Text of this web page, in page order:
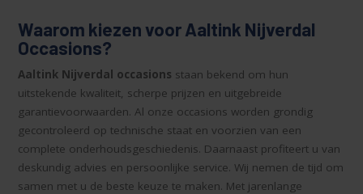
Waarom kiezen voor Aaltink Nijverdal
Occasions?
Aaltink Nijverdal occasions staan bekend om hun
uitstekende kwaliteit, scherpe prijzen en uitgebreide
garantievoorwaarden. Al onze occasions worden grondig
gecontroleerd op technische staat en voorzien van een
complete onderhoudsgeschiedenis. Daarnaast profiteert u van
deskundig advies en persoonlijke service. Wij nemen de tijd om
samen met u de beste keuze te maken. Met jarenlange